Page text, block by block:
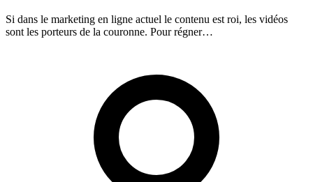
Si dans le marketing en ligne actuel le contenu est roi, les vidéos
sont les porteurs de la couronne. Pour régner…